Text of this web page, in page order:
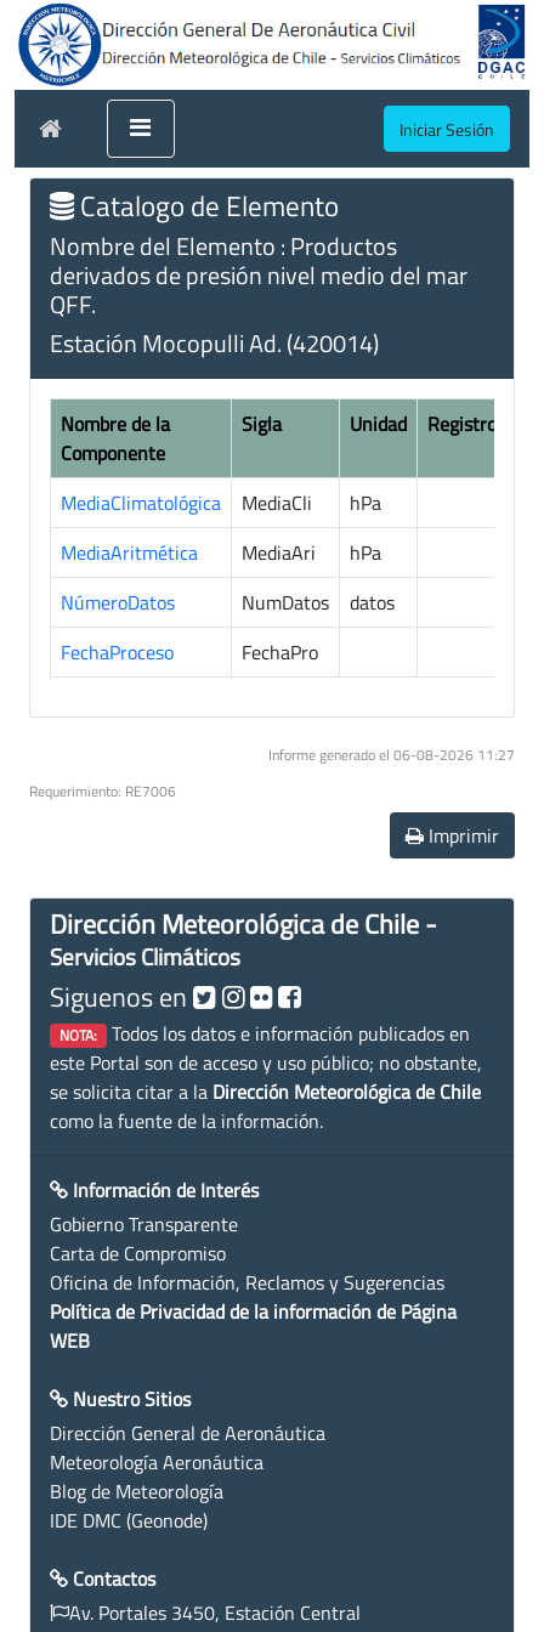
Iniciar Sesión
Catalogo de Elemento
Nombre del Elemento : Productos
derivados de presión nivel medio del mar
QFF.
Estación Mocopulli Ad. (420014)
Nombre de la
Componente
Sigla Unidad Registros
MediaClimatológica MediaCli hPa
MediaAritmética
MediaAri hPa
NúmeroDatos
NumDatos datos
FechaProceso
FechaPro
Informe generado el 06-08-2026 11:27
Requerimiento: RE7006
Imprimir
Dirección Meteorológica de Chile -
Servicios Climáticos
Siguenos en
NOTA: Todos los datos e información publicados en
este Portal son de acceso y uso público; no obstante,
se solicita citar a la Dirección Meteorológica de Chile
como la fuente de la información.
Información de Interés
Gobierno Transparente
Carta de Compromiso
Oficina de Información, Reclamos y Sugerencias
Política de Privacidad de la información de Página
WEB
Nuestro Sitios
Dirección General de Aeronáutica
Meteorología Aeronáutica
Blog de Meteorología
IDE DMC (Geonode)
Contactos
Av. Portales 3450, Estación Central